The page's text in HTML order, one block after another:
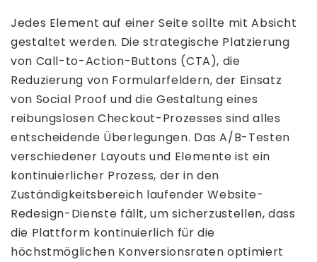
Jedes Element auf einer Seite sollte mit Absicht
gestaltet werden. Die strategische Platzierung
von Call-to-Action-Buttons (CTA), die
Reduzierung von Formularfeldern, der Einsatz
von Social Proof und die Gestaltung eines
reibungslosen Checkout-Prozesses sind alles
entscheidende Überlegungen. Das A/B-Testen
verschiedener Layouts und Elemente ist ein
kontinuierlicher Prozess, der in den
Zuständigkeitsbereich laufender Website-
Redesign-Dienste fällt, um sicherzustellen, dass
die Plattform kontinuierlich für die
höchstmöglichen Konversionsraten optimiert